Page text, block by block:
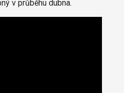
v průběhu dubna.